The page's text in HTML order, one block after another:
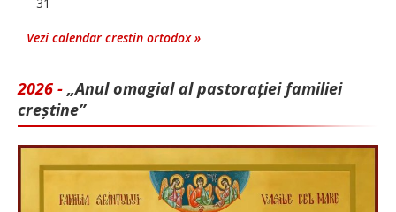
Vezi calendar crestin ortodox »
2026 - „Anul omagial al pastorației familiei
creștine”